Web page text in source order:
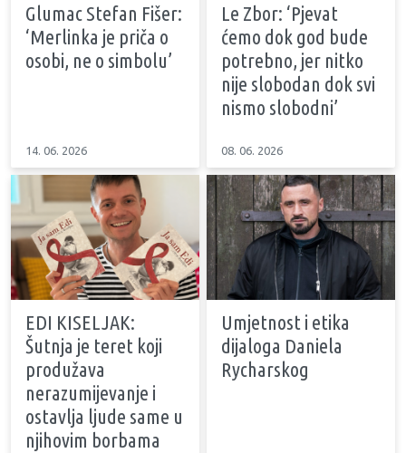
Glumac Stefan Fišer:
‘Merlinka je priča o
osobi, ne o simbolu’
14. 06. 2026
Le Zbor: ‘Pjevat
ćemo dok god bude
potrebno, jer nitko
nije slobodan dok svi
nismo slobodni’
08. 06. 2026
EDI KISELJAK:
Šutnja je teret koji
produžava
nerazumijevanje i
ostavlja ljude same u
njihovim borbama
Umjetnost i etika
dijaloga Daniela
Rycharskog